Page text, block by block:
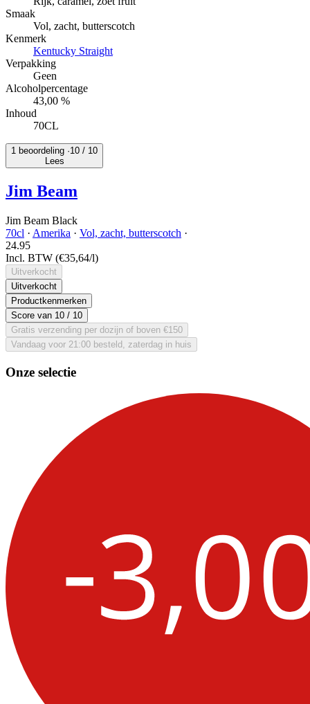
Smaak
Vol, zacht, butterscotch
Kenmerk
Kentucky Straight
Verpakking
Geen
Alcoholpercentage
43,00 %
Inhoud
70CL
1 beoordeling ·10 / 10
Lees
Jim Beam
Jim Beam Black
70cl · Amerika · Vol, zacht, butterscotch ·
24.95
Incl. BTW (€35,64/l)
Uitverkocht
Uitverkocht
Productkenmerken
Score van 10 / 10
Gratis verzending per dozijn of boven €150
Vandaag voor 21:00 besteld, zaterdag in huis
Onze selectie